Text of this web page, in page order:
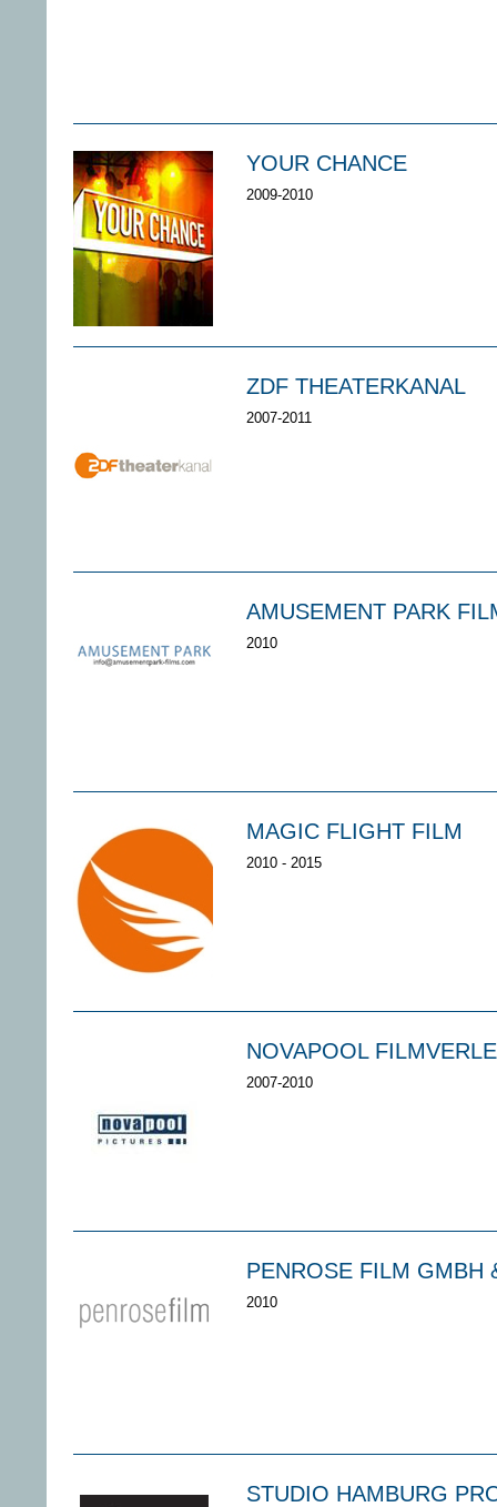
YOUR CHANCE
2009-2010
ZDF THEATERKANAL
2007-2011
AMUSEMENT PARK
2010
MAGIC FLIGHT FILM
2010 - 2015
NOVAPOOL
2007-2010
PENROSE FILM GMBH
2010
STUDIO HAMBURG